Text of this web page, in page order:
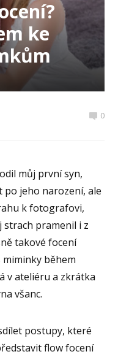
ke
0
můj první syn,
po jeho narození, ale
k fotografovi,
strach pramenil i z
takové focení
miminky během
v ateliéru a zkrátka
všanc.
postupy, které
flow focení